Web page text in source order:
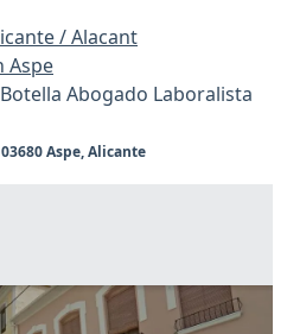
/ Alacant
Aspe
Abogado Laboralista
Aspe, Alicante